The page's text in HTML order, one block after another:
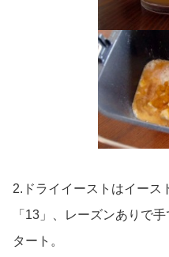
2.ドライイーストはイース
「13」、レーズンありで
タート。